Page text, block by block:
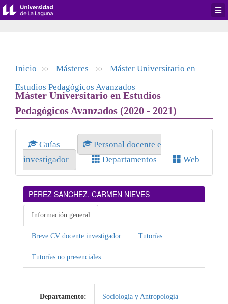
Inicio >> Másteres >>
Máster Universitario en
Estudios Pedagógicos Avanzados
Máster Universitario en Estudios
Pedagógicos Avanzados (2020 - 2021)
Guías
Personal docente e
investigador
Departamentos Web
PEREZ SANCHEZ, CARMEN NIEVES
Información general
Breve CV docente investigador Tutorías
Tutorías no presenciales
Departamento: Sociología y Antropología